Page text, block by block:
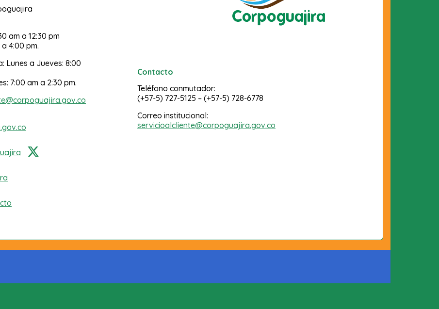
am a 12:30 pm
4:00 pm.
Lunes a Jueves: 8:00
7:00 am a 2:30 pm.
Contacto
Teléfono conmutador:
(+57-5) 727-5125 – (+57-5) 728-6778
Correo institucional:
servicioalcliente@corpoguajira.gov.co